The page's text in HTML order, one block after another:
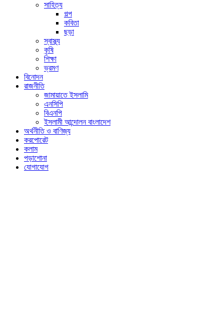
সাহিত্য
গল্প
কবিতা
ছড়া
স্বাস্থ্য
কৃষি
শিক্ষা
ভ্রমণ
বিনোদন
রাজনীতি
জামায়াতে ইসলামি
এনসিপি
বিএনপি
ইসলামী আন্দোলন বাংলাদেশ
অর্থনীতি ও বাণিজ্য
করপোরেট
কলাম
পড়াশোনা
যোগাযোগ